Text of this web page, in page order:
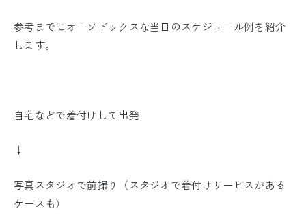
参考までにオーソドックスな当日のスケジュール例を紹介
します。
自宅などで着付けして出発
↓
写真スタジオで前撮り（スタジオで着付けサービスがある
ケースも）